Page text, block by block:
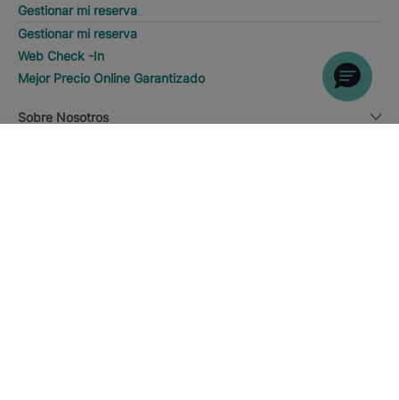
Gestionar mi reserva
Gestionar mi reserva
Web Check -In
Mejor Precio Online Garantizado
Sobre Nosotros